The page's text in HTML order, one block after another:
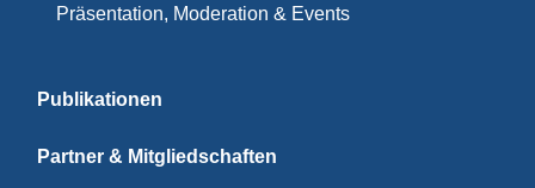
Präsentation, Moderation & Events
Publikationen
Partner & Mitgliedschaften